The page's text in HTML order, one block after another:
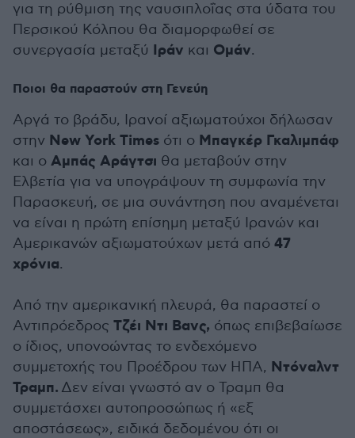
για τη ρύθμιση της ναυσιπλοΐας στα ύδατα του
Περσικού Κόλπου θα διαμορφωθεί σε
συνεργασία μεταξύ Ιράν και Ομάν.
Ποιοι θα παραστούν στη Γενεύη
Αργά το βράδυ, Ιρανοί αξιωματούχοι δήλωσαν
στην New York Times ότι ο Μπαγκέρ Γκαλιμπάφ
και ο Αμπάς Αράγτσι θα μεταβούν στην
Ελβετία για να υπογράψουν τη συμφωνία την
Παρασκευή, σε μια συνάντηση που αναμένεται
να είναι η πρώτη επίσημη μεταξύ Ιρανών και
Αμερικανών αξιωματούχων μετά από 47
χρόνια.
Από την αμερικανική πλευρά, θα παραστεί ο
Αντιπρόεδρος Τζέι Ντι Βανς, όπως επιβεβαίωσε
ο ίδιος, υπονοώντας το ενδεχόμενο
συμμετοχής του Προέδρου των ΗΠΑ, Ντόναλντ
Τραμπ. Δεν είναι γνωστό αν ο Τραμπ θα
συμμετάσχει αυτοπροσώπως ή «εξ
αποστάσεως», ειδικά δεδομένου ότι οι